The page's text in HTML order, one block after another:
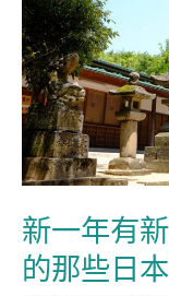
快
來
吧
新一年有
的那些日
年
有
新
願
望！
現
代
病
初